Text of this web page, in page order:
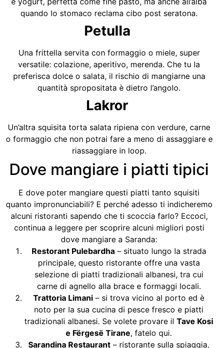
quando lo stomaco reclama cibo post seratona.
Petulla
Una frittella servita con formaggio o miele, super
versatile: colazione, aperitivo, merenda. Che tu la
preferisca dolce o salata, il rischio di mangiarne una
quantità spropositata è dietro l’angolo.
Lakror
Un’altra squisita torta salata ripiena con verdure, carne
o formaggio che non potrai fare a meno di assaggiare e
riassaggiare in loop.
Dove mangiare i piatti tipici
E dove poter mangiare questi piatti tanto squisiti
quanto impronunciabili? E perché adesso ti indicheremo
alcuni ristoranti sapendo che ti scoccia farlo? Eccoci,
continua a leggere per scoprire alcuni migliori posti
dove mangiare a Saranda:
Restorant Pulebardha– situato lungo la strada
principale, questo ristorante offre una vasta
selezione di piatti tradizionali albanesi, tra cui
carne di agnello alla brace e formaggi locali.
Trattoria Limani – si trova vicino al porto ed è
noto per la sua cucina di pesce fresco e piatti
tradizionali albanesi. Se volete provare il Tave Kosi
e Fërgesë Tirane, fatelo qui.
Sarandina Restaurant – ristorante sulla spiaggia,